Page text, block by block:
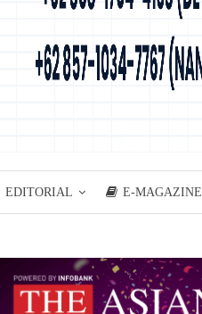
EDITORIAL E-MAGAZINE